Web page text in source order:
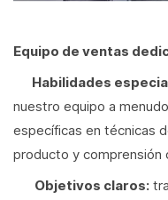
Equipo de ventas
Habilidades
nuestro equipo a
específicas en técnicas
producto y comprensión
Objetivos claros: